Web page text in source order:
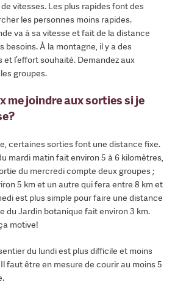
vitesses. Les plus rapides font des
les personnes moins rapides.
va à sa vitesse et fait de la distance
besoins. À la montagne, il y a des
l’effort souhaité. Demandez aux
groupes.
me joindre aux sorties si je
certaines sorties font une distance fixe.
mardi matin fait environ 5 à 6 kilomètres,
du mercredi compte deux groupes ;
5 km et un autre qui fera entre 8 km et
est plus simple pour faire une distance
du Jardin botanique fait environ 3 km.
motive!
du lundi est plus difficile et moins
faut être en mesure de courir au moins 5